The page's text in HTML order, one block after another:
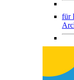
für